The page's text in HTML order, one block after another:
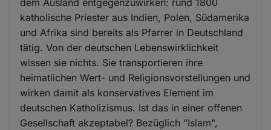
dem Ausland entgegenzuwirken: rund 1800
katholische Priester aus Indien, Polen, Südamerika
und Afrika sind bereits als Pfarrer in Deutschland
tätig. Von der deutschen Lebenswirklichkeit
wissen sie nichts. Sie transportieren ihre
heimatlichen Wert- und Religionsvorstellungen und
wirken damit als konservatives Element im
deutschen Katholizismus. Ist das in einer offenen
Gesellschaft akzeptabel? Bezüglich "Islam",